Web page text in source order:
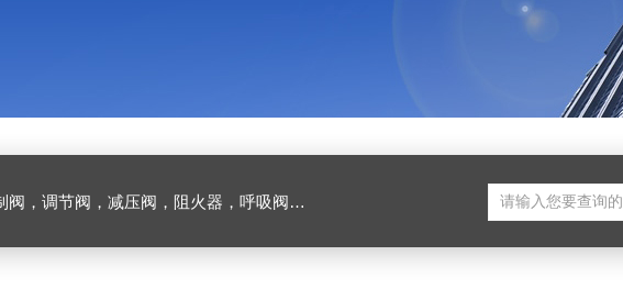
调节阀，减压阀，阻火器，呼吸阀，排气阀